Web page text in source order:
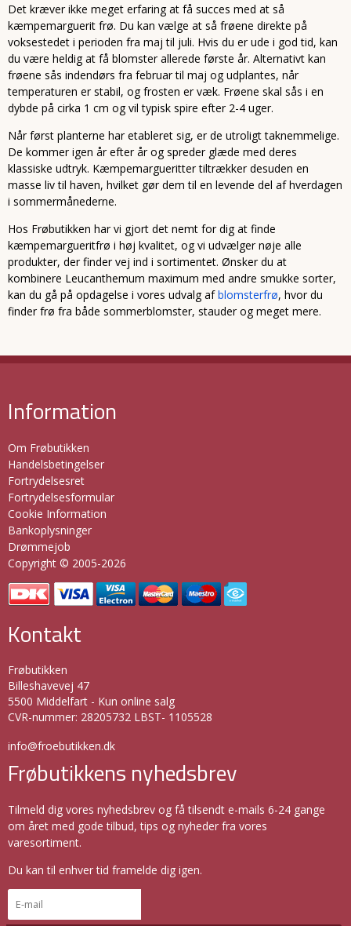
Det kræver ikke meget erfaring at få succes med at så
kæmpemarguerit frø. Du kan vælge at så frøene direkte på
voksestedet i perioden fra maj til juli. Hvis du er ude i god tid, kan
du være heldig at få blomster allerede første år. Alternativt kan
frøene sås indendørs fra februar til maj og udplantes, når
temperaturen er stabil, og frosten er væk. Frøene skal sås i en
dybde på cirka 1 cm og vil typisk spire efter 2-4 uger.
Når først planterne har etableret sig, er de utroligt taknemmelige.
De kommer igen år efter år og spreder glæde med deres
klassiske udtryk. Kæmpemargueritter tiltrækker desuden en
masse liv til haven, hvilket gør dem til en levende del af hverdagen
i sommermånederne.
Hos Frøbutikken har vi gjort det nemt for dig at finde
kæmpemargueritfrø i høj kvalitet, og vi udvælger nøje alle
produkter, der finder vej ind i sortimentet. Ønsker du at
kombinere Leucanthemum maximum med andre smukke sorter,
kan du gå på opdagelse i vores udvalg afblomsterfrø, hvor du
finder frø fra både sommerblomster, stauder og meget mere.
Information
Om Frøbutikken
Handelsbetingelser
Fortrydelsesret
Fortrydelsesformular
Cookie Information
Bankoplysninger
Drømmejob
Copyright © 2005-2026
Kontakt
Frøbutikken
Billeshavevej 47
5500 Middelfart - Kun online salg
CVR-nummer: 28205732 LBST- 1105528
info@froebutikken.dk
Frøbutikkens nyhedsbrev
Tilmeld dig vores nyhedsbrev og få tilsendt e-mails 6-24 gange
om året med gode tilbud, tips og nyheder fra vores
varesortiment.
Du kan til enhver tid framelde dig igen.